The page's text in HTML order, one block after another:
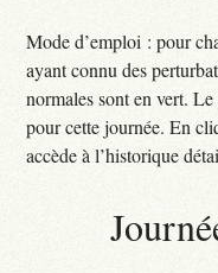
Mode d’emploi : pour
ayant connu des
normales sont en vert.
pour cette journée. En
accède à l’historique